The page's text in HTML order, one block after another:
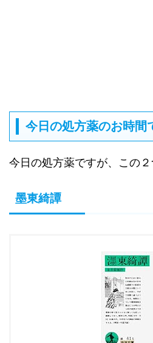
今日の処方薬のお時間
今日の処方薬ですが、この２
墨東綺譚